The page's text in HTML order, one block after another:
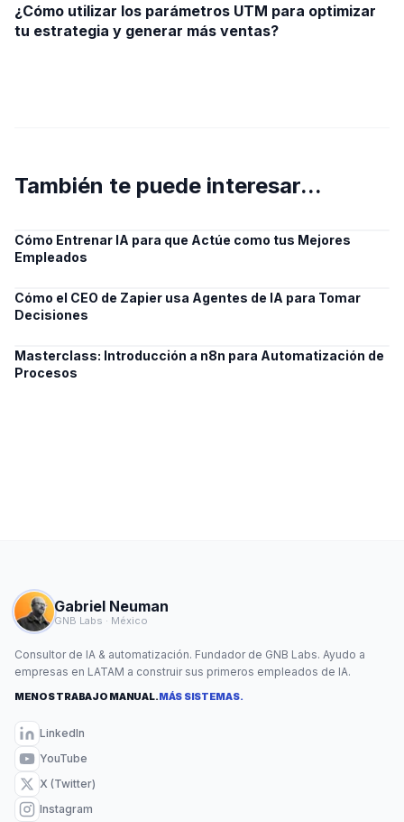
¿Cómo utilizar los parámetros UTM para optimizar
tu estrategia y generar más ventas?
También te puede interesar...
Cómo Entrenar IA para que Actúe como tus Mejores
Empleados
Cómo el CEO de Zapier usa Agentes de IA para Tomar
Decisiones
Masterclass: Introducción a n8n para Automatización de
Procesos
Gabriel Neuman
GNB Labs · México
Consultor de IA & automatización. Fundador de GNB Labs. Ayudo a
empresas en LATAM a construir sus primeros empleados de IA.
MENOS TRABAJO MANUAL.MÁS SISTEMAS.
LinkedIn
YouTube
X (Twitter)
Instagram